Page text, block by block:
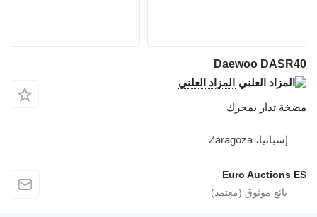
Daewoo DASR40
المزاد العلني
مضخة تدار بمحرك
إسبانيا، Zaragoza
Euro Auctions ES